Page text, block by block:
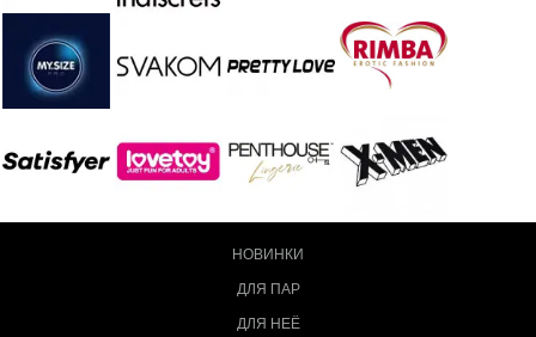
НОВИНКИ
ДЛЯ ПАР
ДЛЯ НЕЁ